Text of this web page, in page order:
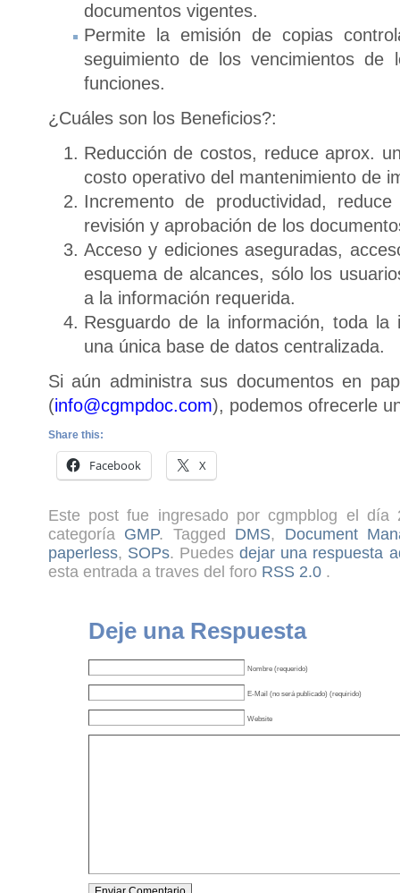
documentos vigentes.
Permite la emisión de copias
seguimiento de los vencimientos de
funciones.
¿Cuáles son los Beneficios?:
Reducción de costos, reduce aprox.
costo operativo del mantenimiento de
Incremento de productividad,
revisión y aprobación de los
Acceso y ediciones aseguradas,
esquema de alcances, sólo los
a la información requerida.
Resguardo de la información, toda la
una única base de datos centralizada.
Si aún administra sus documentos en
(info@cgmpdoc.com), podemos ofrecerle
Share this:
Facebook X
Este post fue ingresado por cgmpblog el
categoría GMP. Tagged DMS, Document
paperless, SOPs. Puedesdejar una respuesta
esta entrada a traves del foro RSS 2.0.
Deje una Respuesta
Nombre (requerido)
E-Mail (no será publicado) (requirido)
Website